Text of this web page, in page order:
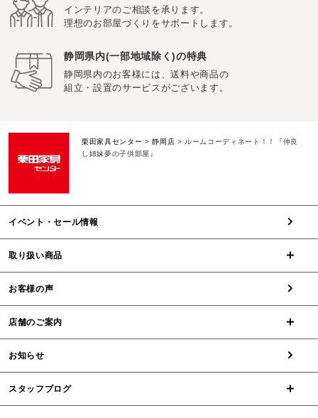
インテリアのご相談を承ります。
理想のお部屋づくりをサポートします。
静岡県内(一部地域除く)の特典
静岡県内のお客様には、送料や商品の
組立・設置のサービスがございます。
栗田家具センター >静岡店 > ルームコーディネート！！『仲良
し姉妹夢の子供部屋』
イベント・セール情報
取り扱い商品
お客様の声
店舗のご案内
お知らせ
スタッフブログ